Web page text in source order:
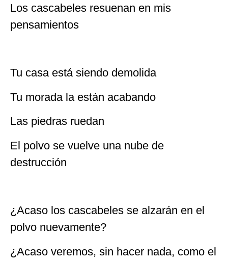
Los cascabeles resuenan en mis
pensamientos
Tu casa está siendo demolida
Tu morada la están acabando
Las piedras ruedan
El polvo se vuelve una nube de
destrucción
¿Acaso los cascabeles se alzarán en el
polvo nuevamente?
¿Acaso veremos, sin hacer nada, como el